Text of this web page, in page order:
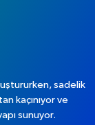
sadelik
kaçınıyor ve
sunuyor.